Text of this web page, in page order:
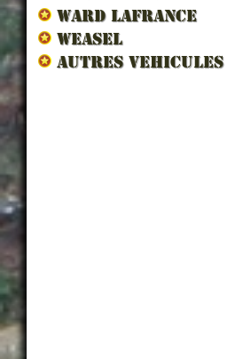
WARD LAFRANCE
WEASEL
AUTRES VEHICULES